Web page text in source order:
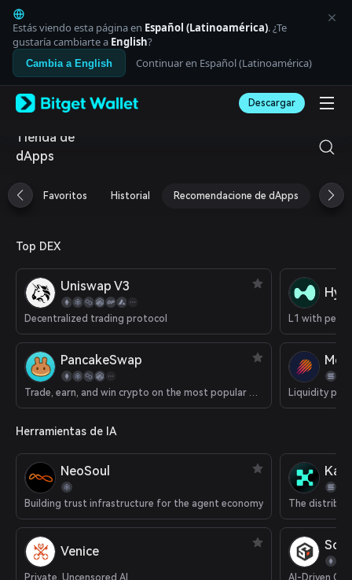
English
日本語
Tiếng Việt
Русский
Español (Latinoamérica)
Italiano
Deutsch
简体中文
Português (Portugal)
Bahasa Indonesia
বাংলা
Español
Português (Brasil)
Español (Argentina)
Estás viendo esta página en Español (Latinoamérica). ¿Te
gustaría cambiarte a English?
Cambia a English Continuar en Español (Latinoamérica)
Descargar
Tienda de
dApps
Favoritos Historial Recomendacione de dApps
Top DEX
Uniswap V3
Decentralized trading protocol
PancakeSwap
Trade, earn, and win crypto on the most popular decentralized platform in the galaxy. Liquidity
Herramientas de IA
NeoSoul
Building trust infrastructure for the agent economy
Venice
Private, Uncensored AI AI-Driven